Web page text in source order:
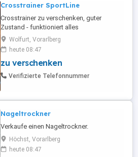
Crosstrainer SportLine
Crosstrainer zu verschenken, guter
Zustand - funktioniert alles
Wolfurt, Vorarlberg
heute 08:47
zu verschenken
Verifizierte Telefonnummer
Nageltrockner
Verkaufe einen Nageltrockner.
Höchst, Vorarlberg
heute 08:47